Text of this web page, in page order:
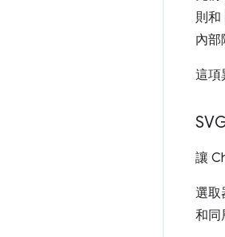
則和
內部
這項
讓
選取
和同